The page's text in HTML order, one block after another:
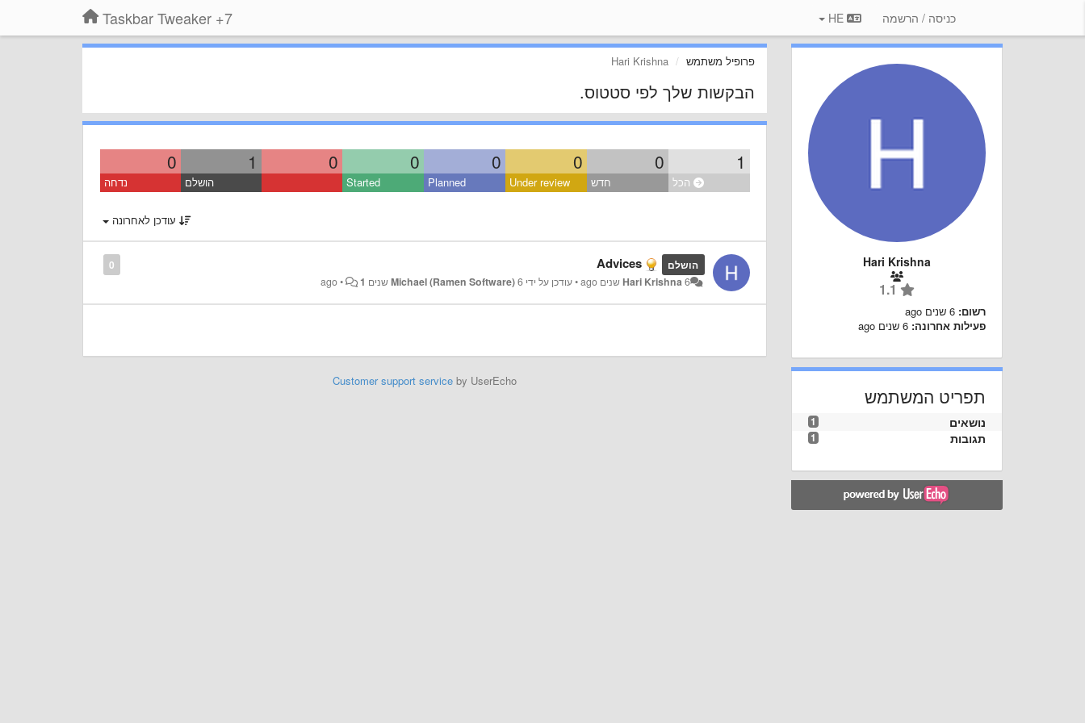
7+ Taskbar Tweaker כניסה / הרשמה
פרופיל משתמש Hari Krishna
הבקשות שלך לפי סטטוס.
1
0
0
0
0
0
1
0
הכל חדש Under review
Planned
Started הושלם נדחה
עודכן לאחרונה
0 הושלם Advices
Hari Krishna6 שנים ago •עודכן על ידי Michael (Ramen Software)6 שנים ago • 1
Customer support serviceby UserEcho
Hari Krishna
רשום: 6 שנים ago
פעילות אחרונה: 6 שנים ago
תפריט המשתמש
1 נושאים
1 תגובות